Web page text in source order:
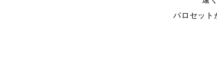
パロセッ